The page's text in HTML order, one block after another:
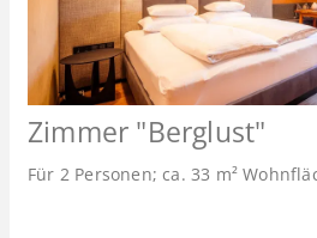
Zimmer "Berglust"
Für 2 Personen; ca. 33 m²